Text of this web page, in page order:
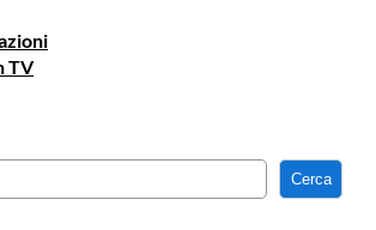
TV
e
Cerca